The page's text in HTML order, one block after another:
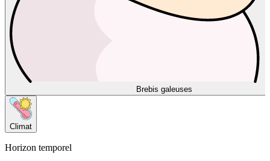
Brebis galeuses
Climat
Horizon temporel